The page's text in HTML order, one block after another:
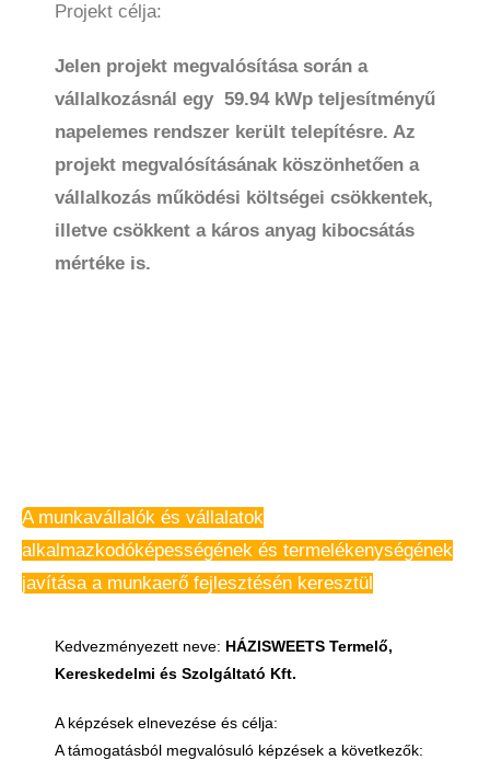
Projekt célja:
Jelen projekt megvalósítása során a
vállalkozásnál egy 59.94 kWp teljesítményű
napelemes rendszer került telepítésre. Az
projekt megvalósításának köszönhetően a
vállalkozás működési költségei csökkentek,
illetve csökkent a káros anyag kibocsátás
mértéke is.
A munkavállalók és vállalatok
alkalmazkodóképességének és termelékenységének
javítása a munkaerő fejlesztésén keresztül
Kedvezményezett neve: HÁZISWEETS Termelő,
Kereskedelmi és Szolgáltató Kft.
A képzések elnevezése és célja:
A támogatásból megvalósuló képzések a következők: